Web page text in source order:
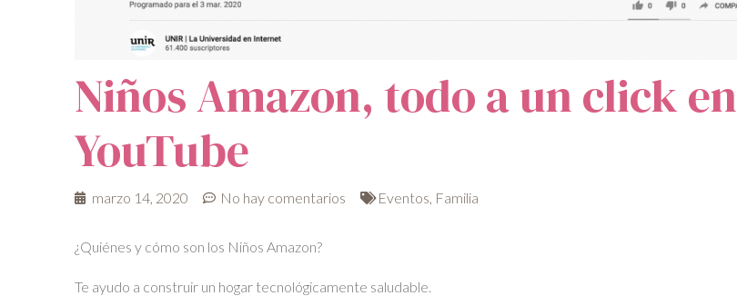
Niños Amazon, todo a un click en
YouTube
marzo 14, 2020 No hay comentarios Eventos Familia
¿Quiénes y cómo son los Niños Amazon?
Te ayudo a construir un hogar tecnológicamente saludable.